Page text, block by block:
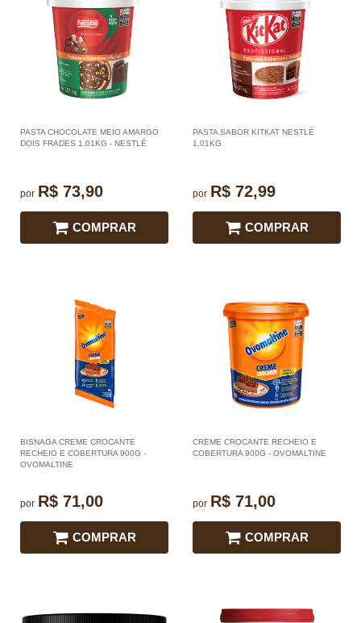
PASTA CHOCOLATE MEIO AMARGO
DOIS FRADES 1,01KG - NESTLÉ
por R$ 73,90
COMPRAR
PASTA SABOR KITKAT NESTLÉ
1,01KG
por R$ 72,99
COMPRAR
BISNAGA CREME CROCANTE
RECHEIO E COBERTURA 900G -
OVOMALTINE
por R$ 71,00
COMPRAR
CREME CROCANTE RECHEIO E
COBERTURA 900G - OVOMALTINE
por R$ 71,00
COMPRAR